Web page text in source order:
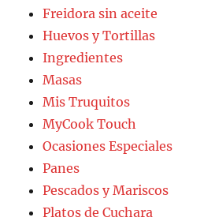
Freidora sin aceite
Huevos y Tortillas
Ingredientes
Masas
Mis Truquitos
MyCook Touch
Ocasiones Especiales
Panes
Pescados y Mariscos
Platos de Cuchara